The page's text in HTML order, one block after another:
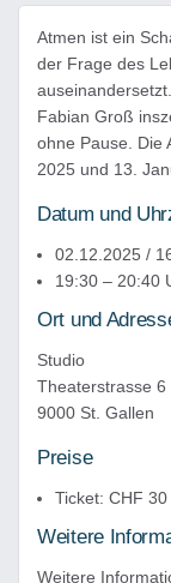
Atmen ist ein
der Frage des
Fabian Groß
ohne Pause. Die
2025 und 13.
Datum und
02.12.2025 /
19:30 – 20:40
Ort und
Studio
Theaterstrasse 6
9000 St. Gallen
Preise
Ticket: CHF
Weitere
Weitere